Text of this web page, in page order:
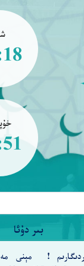
بىر دۇئا
! مېنى
عَلَىٰ
ٱللَّهُ
سَوَآءٌ
أَمْرِ ٱللَّهِ
ٱلَّذِى
مَن يَشَآءُ